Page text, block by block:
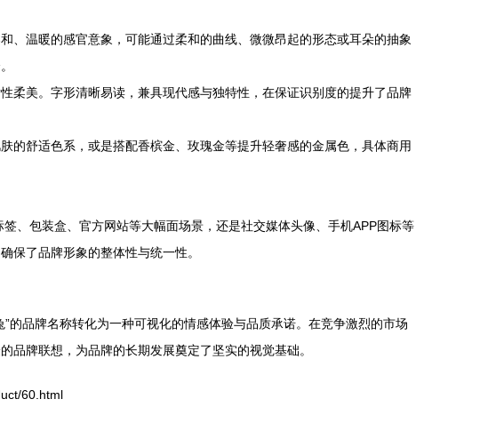
、温暖的感官意象，可能通过柔和的曲线、微微昂起的形态或耳朵的抽象
柔美。字形清晰易读，兼具现代感与独特性，在保证识别度的提升了品牌
的舒适色系，或是搭配香槟金、玫瑰金等提升轻奢感的金属色，具体商用
、包装盒、官方网站等大幅面场景，还是社交媒体头像、手机APP图标等
保了品牌形象的整体性与统一性。
的品牌名称转化为一种可视化的情感体验与品质承诺。在竞争激烈的市场
牌联想，为品牌的长期发展奠定了坚实的视觉基础。
60.html